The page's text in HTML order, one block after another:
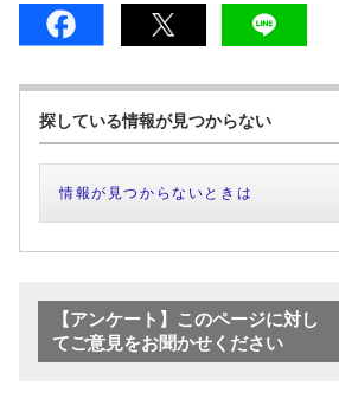
探している情報が見つからない
情報が見つからないときは
【アンケート】このページに対し
てご意見をお聞かせください